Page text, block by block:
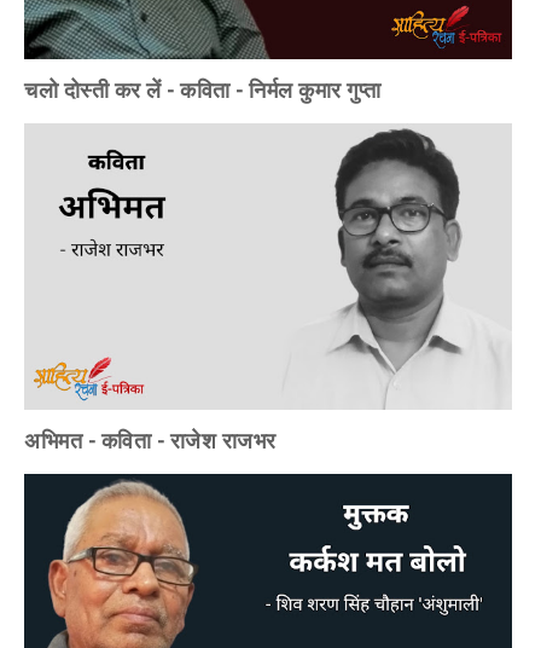
चलो दोस्ती कर लें - कविता - निर्मल कुमार गुप्ता
अभिमत - कविता - राजेश राजभर